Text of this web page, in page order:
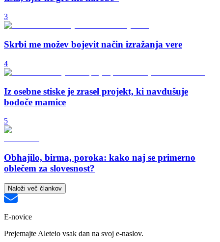
3
Skrbi me možev bojevit način izražanja vere
4
Iz osebne stiske je zrasel projekt, ki navdušuje
bodoče mamice
5
Obhajilo, birma, poroka: kako naj se primerno
oblečem za slovesnost?
Naloži več člankov
E-novice
Prejemajte Aleteio vsak dan na svoj e-naslov.